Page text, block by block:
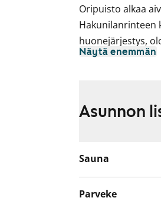
Oripuisto alkaa
Hakunilanrinteen
huonejärjestys,
pohjaratkaisut.
Näytä enemmän
Asunnon
Sauna
Parveke